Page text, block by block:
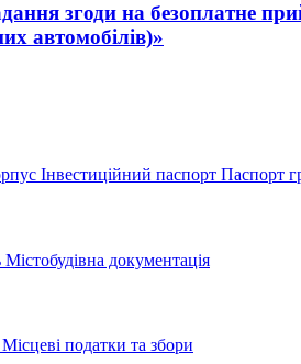
згоди на безоплатне
автомобілів)»
Інвестиційний паспорт Паспорт
Містобудівна документація
Місцеві податки та збори